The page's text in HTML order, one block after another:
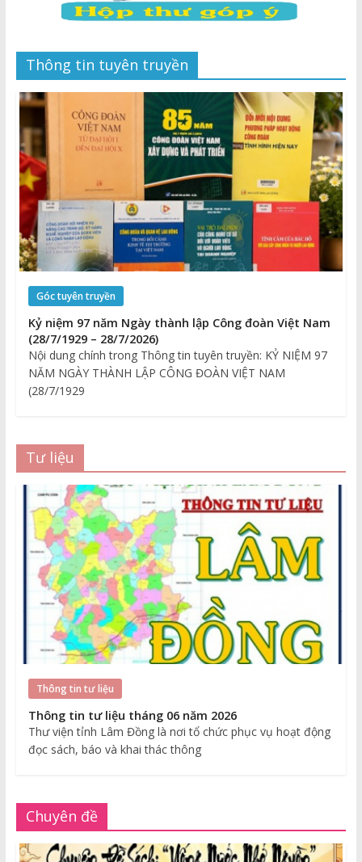
Thông tin tuyên truyền
Góc tuyên truyền
Kỷ niệm 97 năm Ngày thành lập Công đoàn Việt Nam
(28/7/1929 – 28/7/2026)
Nội dung chính trong Thông tin tuyên truyền: KỶ NIỆM 97
NĂM NGÀY THÀNH LẬP CÔNG ĐOÀN VIỆT NAM
(28/7/1929
Tư liệu
Thông tin tư liệu
Thông tin tư liệu tháng 06 năm 2026
Thư viện tỉnh Lâm Đồng là nơi tổ chức phục vụ hoạt động
đọc sách, báo và khai thác thông
Chuyên đề